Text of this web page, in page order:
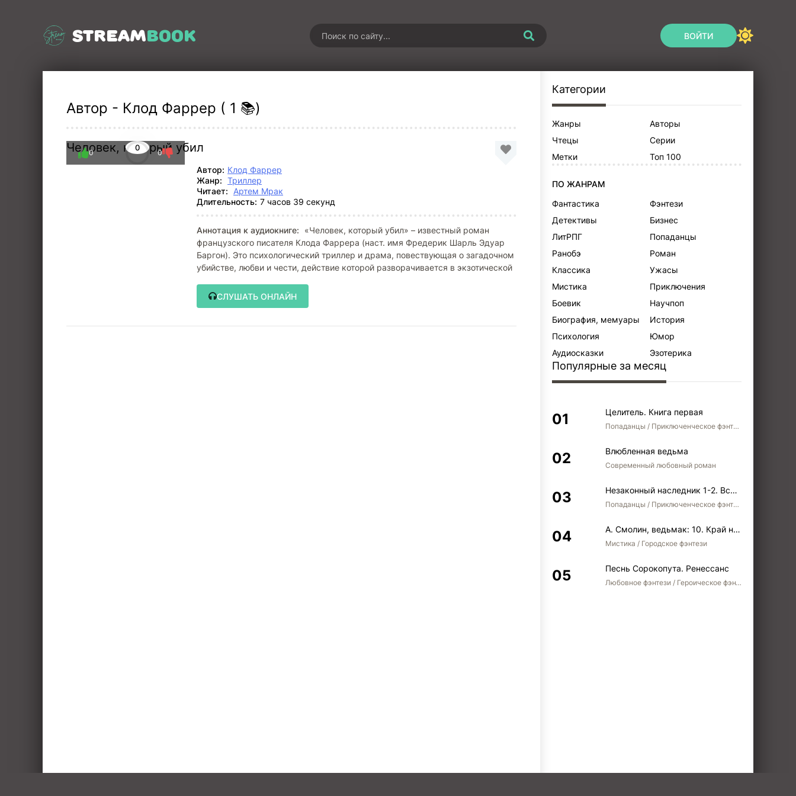
STREAMBOOK ВОЙТИ
Автор - Клод Фаррер ( 1 📚)
Человек, который убил
0
0 0
Автор: Клод Фаррер
Жанр: Триллер
Читает:
Артем Мрак
Длительность: 7 часов 39 секунд
Аннотация к аудиокниге:
«Человек, который убил» – известный роман
французского писателя Клода Фаррера (наст. имя Фредерик Шарль Эдуар
Баргон). Это психологический триллер и драма, повествующая о загадочном
убийстве, любви и чести, действие которой разворачивается в экзотической
СЛУШАТЬ ОНЛАЙН
Категории
Жанры
Авторы
Чтецы
Серии
Метки
Топ 100
ПО ЖАНРАМ
Фантастика
Фэнтези
Детективы
Бизнес
ЛитРПГ
Попаданцы
Ранобэ
Роман
Классика
Ужасы
Мистика
Приключения
Боевик
Научпоп
Биография, мемуары
История
Психология
Юмор
Аудиосказки
Эзотерика
Популярные за месяц
Целитель. Книга первая
Попаданцы / Приключенческое фэнтези / Боевое фэнтези
Влюбленная ведьма
Современный любовный роман
Незаконный наследник 1-2. Вспомнить, кем был. Стать собой. Остаться собой
Попаданцы / Приключенческое фэнтези / Боевое фэнтези / Юмористическое фэнтези
А. Смолин, ведьмак: 10. Край неба
Мистика / Городское фэнтези
Песнь Сорокопута. Ренессанс
Любовное фэнтези / Героическое фэнтези